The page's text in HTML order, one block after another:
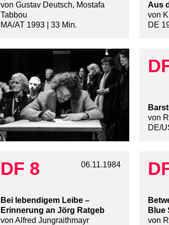
von Gustav Deutsch, Mostafa
Tabbou
MA/AT 1993 | 33 Min.
Aus
von
DE
von
DE/
DF 8 06.11.1984
Bei lebendigem Leibe –
Erinnerung an Jörg Ratgeb
von Alfred Jungraithmayr
Blue
von